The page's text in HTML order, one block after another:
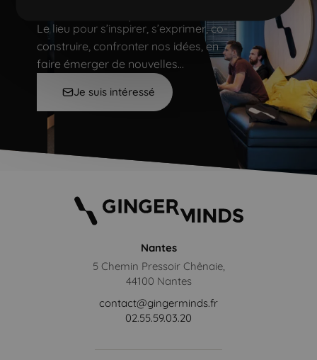
Le lieu pour s’inspirer, s’exprimer, co-
construire, confronter nos idées, en
faire émerger de nouvelles…
Je suis intéressé
Nantes
5 Chemin Pressoir Chênaie,
44100 Nantes
contact@gingerminds.fr
02.55.59.03.20